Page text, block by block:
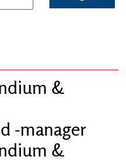
&
-manager
&